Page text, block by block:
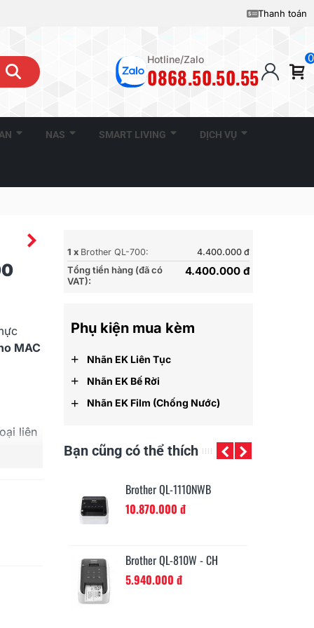
Thanh toán
Hotline/Zalo
0868.50.50.55
0
NAS SMART LIVING DỊCH VỤ
MAC
liên
1 x Brother QL-700: 4.400.000 đ
Tổng tiền hàng (đã có
VAT):
4.400.000 đ
Phụ kiện mua kèm
+ Nhãn EK Liên Tục
+ Nhãn EK Bế Rời
+ Nhãn EK Film (chống Nước)
Bạn cũng có thể thích
Brother QL-1110NWB
10.870.000 đ
Brother QL-810W - CH
5.940.000 đ